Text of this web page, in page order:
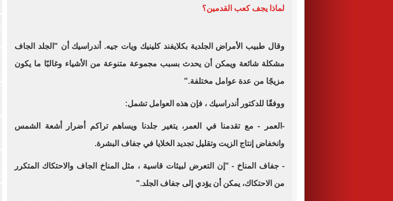
لماذا يجف كعب القدمين؟
وقال طبيب الأمراض الجلدية بكلايفند كلينيك ويات جيه. أندراسيك أن "الجلد الجاف
مشكلة شائعة ويمكن أن يحدث بسبب مجموعة متنوعة من الأشياء وغالبًا ما يكون
مزيجًا من عدة عوامل مختلفة."
ووفقًا للدكتور أندراسيك ، فإن هذه العوامل تشمل:
-العمر - مع تقدمنا ​​في العمر، يتغير جلدنا ويساهم تراكم أضرار أشعة الشمس
وانخفاض إنتاج الزيت وتقليل تجديد الخلايا في جفاف البشرة.
- جفاف المناخ - "إن التعرض لبيئات قاسية ، مثل المناخ الجاف والاحتكاك المتكرر
من الاحتكاك، يمكن أن يؤدي إلى جفاف الجلد."